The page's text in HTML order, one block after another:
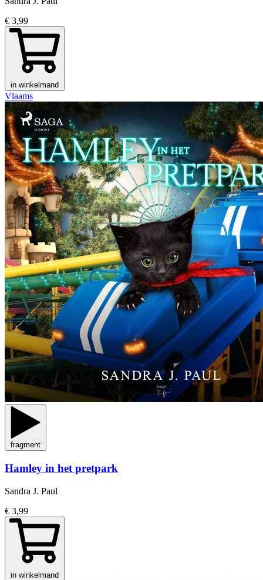
€ 3,99
in winkelmand
Vlaams
fragment
Hamley in het pretpark
Sandra J. Paul
€ 3,99
in winkelmand